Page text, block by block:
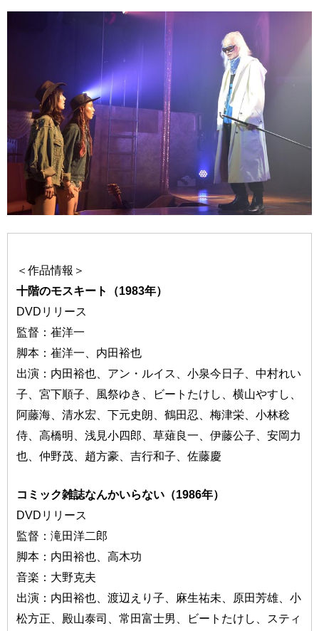
＜作品情報＞
十階のモスキート（1983年）
DVDリリース
監督：崔洋一
脚本：崔洋一、内田裕也
出演：内田裕也、アン・ルイス、小泉今日子、中村れい
子、宮下順子、風祭ゆき、ビートたけし、横山やすし、
阿藤海、清水宏、下元史朗、鶴田忍、梅津栄、小林稔
侍、高橋明、浅見小四郎、草薙良一、伊藤公子、安岡力
也、仲野茂、趙方豪、吉行和子、佐藤慶
コミック雑誌なんかいらない（1986年）
DVDリリース
監督：滝田洋二郎
脚本：内田裕也、高木功
音楽：大野克夫
出演：内田裕也、渡辺えり子、麻生祐未、原田芳雄、小
松方正、殿山泰司、常田富士男、ビートたけし、スティ